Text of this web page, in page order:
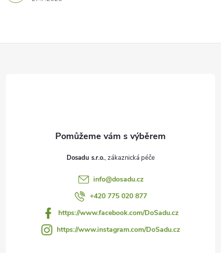
Dosadu s.r.o.
info@dosadu.cz
+420 775 020 877
https://www.facebook.com/DoSadu.cz
https://www.instagram.com/DoSadu.cz